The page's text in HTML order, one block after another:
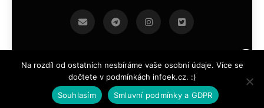
infoek.cz 2026.Developed By BlazeThemes .
Na rozdíl od ostatních nesbíráme vaše osobní údaje. Více se
dočtete v podmínkách infoek.cz. :)
Souhlasím
Smluvní podmínky a GDPR